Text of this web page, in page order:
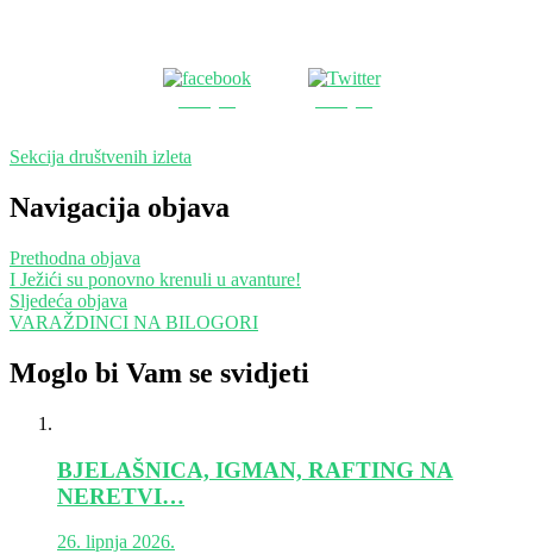
Sekcija društvenih izleta
Navigacija objava
Prethodna objava
I Ježići su ponovno krenuli u avanture!
Sljedeća objava
VARAŽDINCI NA BILOGORI
Moglo bi Vam se svidjeti
BJELAŠNICA, IGMAN, RAFTING NA
NERETVI…
26. lipnja 2026.